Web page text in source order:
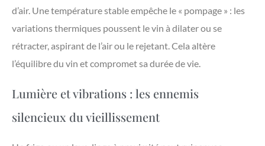
d’air. Une température stable empêche le « pompage » : les
variations thermiques poussent le vin à dilater ou se
rétracter, aspirant de l’air ou le rejetant. Cela altère
l’équilibre du vin et compromet sa durée de vie.
Lumière et vibrations : les ennemis
silencieux du vieillissement